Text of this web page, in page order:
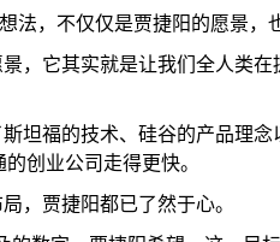
，不仅仅是贾捷阳的愿景，
，它其实就是让我们全人类
坦福的技术、硅谷的产品理
创业公司走得更快。
，贾捷阳都已了然于心。